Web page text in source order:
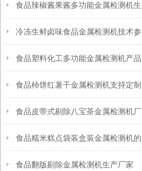
机产品简介
食品辣椒酱果酱多功能金属检测机生
产厂家
冷冻生鲜卤味食品金属检测机技术参
数
食品塑料化工多功能金属检测机产品
简介
食品柿饼红薯干金属检测机支持定制
食品皮带式剔除八宝茶金属检测机厂
家
食品糯米糕点袋装盒装金属检测机的
工作原理
食品翻版剔除金属检测机生产厂家